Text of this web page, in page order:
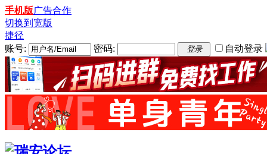
手机版广告合作
切换到宽版
捷径
账号:
密码: 登录 自动登录